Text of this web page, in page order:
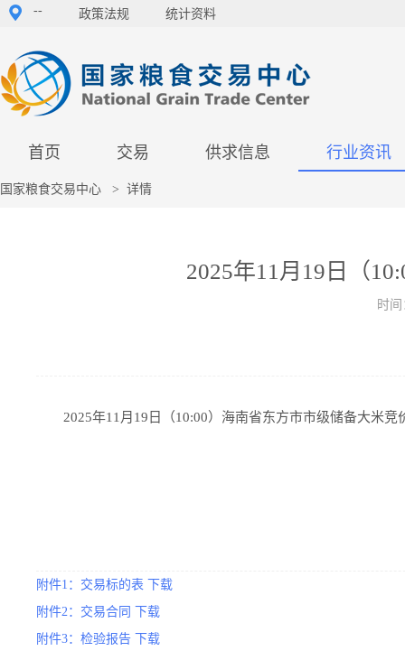
-- 政策法规 统计资料
首页 交易 供求信息 行业资讯
国家粮食交易中心 > 详情
2025年11月19日（
时
2025年11月19日（10:00）海南省东方市市级储备大米竞
附件1：交易标的表 下载
附件2：交易合同 下载
附件3：检验报告 下载